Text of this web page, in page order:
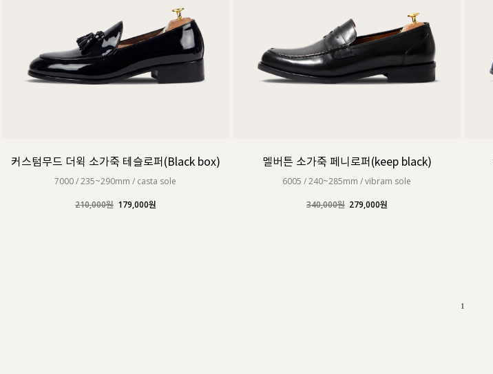
커스텀무드 더윅 소가죽 테슬로퍼(Black box)
7000 / 235~290mm / casta sole
210,000원 179,000원
멜버튼 소가죽 페니로퍼(keep black)
6005 / 240~285mm / vibram sole
340,000원 279,000원
1